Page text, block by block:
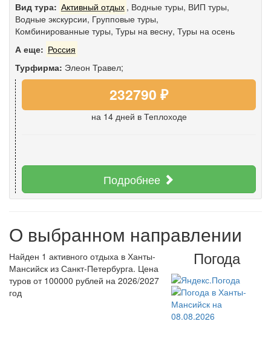
Вид тура: Активный отдых , Водные туры, ВИП туры,
Водные экскурсии, Групповые туры,
Комбинированные туры, Туры на весну, Туры на осень
А еще: Россия
Турфирма: Элеон Травел;
232790 ₽
на 14 дней в Теплоходе
Подробнее
О выбранном направлении
Погода
Найден 1 активного отдыха в Ханты-
Мансийск из Санкт-Петербурга. Цена
туров от 100000 рублей на 2026/2027
год